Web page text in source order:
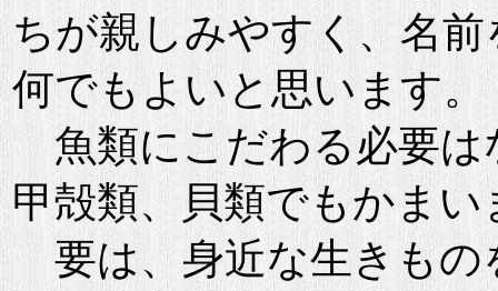
ちが親しみやすく、名
何でもよいと思います。
魚類にこだわる必要は
甲殻類、貝類でもかまい
要は、身近な生きもの